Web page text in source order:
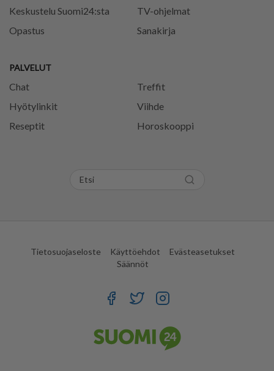
Keskustelu Suomi24:sta
Opastus
PALVELUT
Chat
Treffit
Hyötylinkit
Viihde
Reseptit
Horoskooppi
TV-ohjelmat
Sanakirja
Tietosuojaseloste Käyttöehdot
Evästeasetukset
Säännöt